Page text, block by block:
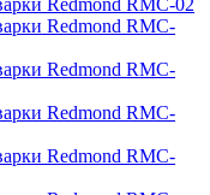
Redmond RMC-02
Redmond RMC-
Redmond RMC-
Redmond RMC-
Redmond RMC-